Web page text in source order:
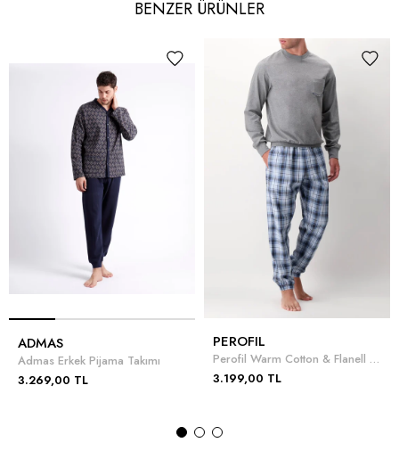
BENZER ÜRÜNLER
ADMAS
Admas Erkek Pijama Takımı
3.269,00 TL
PEROFIL
Perofil Warm Cotton & Flanell Round Neck Pajamas Erkek Pijama Takimi
3.199,00 TL